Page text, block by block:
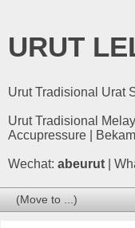
URUT
Urut Tradisional Urat
Urut Tradisional
Accupressure | Bekam
Wechat: abeurut |